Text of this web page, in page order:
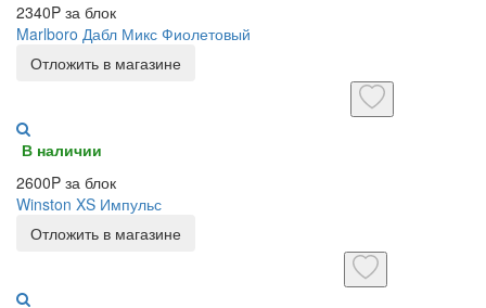
2340P за блок
Marlboro Дабл Микс Фиолетовый
Отложить в магазине
В наличии
2600P за блок
Winston XS Импульс
Отложить в магазине